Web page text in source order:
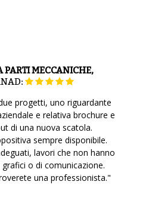
PARTI MECCANICHE,
progetti, uno riguardante
e relativa brochure e
di una nuova scatola.
sempre disponibile.
lavori che non hanno
o di comunicazione.
una professionista."